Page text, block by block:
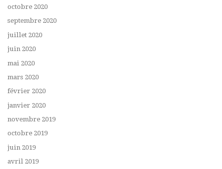
octobre 2020
septembre 2020
juillet 2020
juin 2020
mai 2020
mars 2020
février 2020
janvier 2020
novembre 2019
octobre 2019
juin 2019
avril 2019